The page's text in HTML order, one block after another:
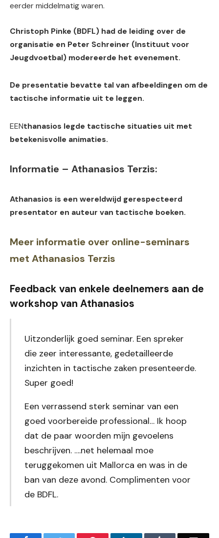
eerder middelmatig waren.
Christoph Pinke (BDFL) had de leiding over de
organisatie en Peter Schreiner (Instituut voor
Jeugdvoetbal) modereerde het evenement.
De presentatie bevatte tal van afbeeldingen om de
tactische informatie uit te leggen.
EENthanasios legde tactische situaties uit met
betekenisvolle animaties.
Informatie – Athanasios Terzis:
Athanasios is een wereldwijd gerespecteerd
presentator en auteur van tactische boeken.
Meer informatie over online-seminars
met Athanasios Terzis
Feedback van enkele deelnemers aan de
workshop van Athanasios
Uitzonderlijk goed seminar. Een spreker
die zeer interessante, gedetailleerde
inzichten in tactische zaken presenteerde.
Super goed!
Een verrassend sterk seminar van een
goed voorbereide professional… Ik hoop
dat de paar woorden mijn gevoelens
beschrijven. ….net helemaal moe
teruggekomen uit Mallorca en was in de
ban van deze avond. Complimenten voor
de BDFL.